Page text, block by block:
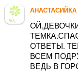
побить!
помогло!
ударило
т.д.
и
АНАСТАСИЙКА
ОТВЕТЫ.
ВСЕМ
ВЕДЬ В